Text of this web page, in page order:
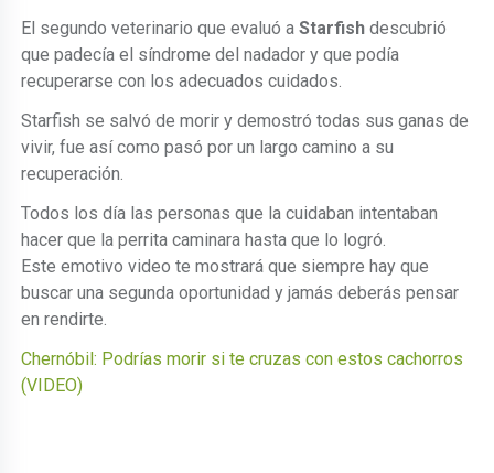
El segundo veterinario que evaluó aStarfish descubrió
que padecía el síndrome del nadador y que podía
recuperarse con los adecuados cuidados.
Starfish se salvó de morir y demostró todas sus ganas de
vivir, fue así como pasó por un largo camino a su
recuperación.
Todos los día las personas que la cuidaban intentaban
hacer que la perrita caminara hasta que lo logró.
Este emotivo video te mostrará que siempre hay que
buscar una segunda oportunidad y jamás deberás pensar
en rendirte.
Chernóbil: Podrías morir si te cruzas con estos cachorros
(VIDEO)